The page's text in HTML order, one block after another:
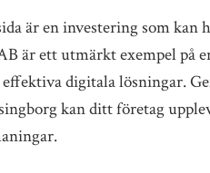
är en investering som kan
är ett utmärkt exempel på
digitala lösningar.
kan ditt företag